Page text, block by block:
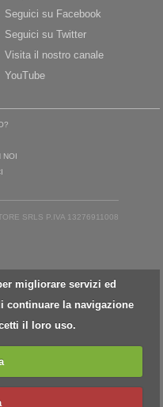
Seguici su Facebook
Seguici su Twitter
Visita il nostro canale
YouTube
NOI
SRLS P.IVA 13276911008
migliorare servizi ed
continuare la navigazione
il loro uso.